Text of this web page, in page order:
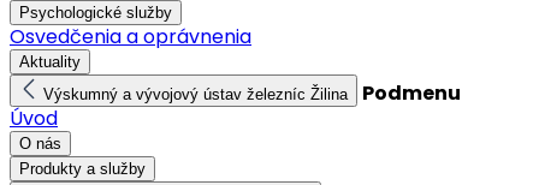
Psychologické služby
Osvedčenia a oprávnenia
Aktuality
Výskumný a vývojový ústav železníc Žilina
Podmenu
Úvod
O nás
Produkty a služby